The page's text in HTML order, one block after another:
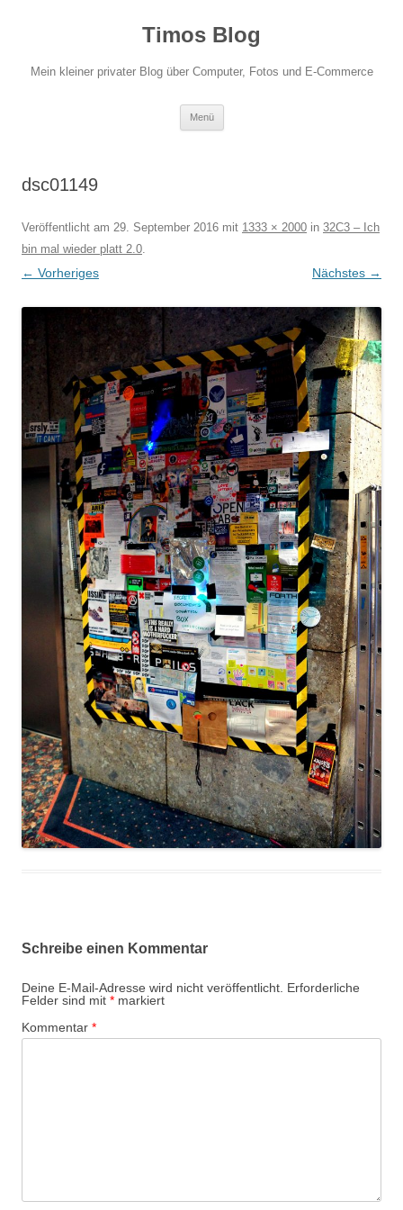
Timos Blog
Mein kleiner privater Blog über Computer, Fotos und E-Commerce
Menü
dsc01149
Veröffentlicht am 29. September 2016 mit 1333 × 2000 in 32C3 – Ich
bin mal wieder platt 2.0.
← Vorheriges Nächstes →
Schreibe einen Kommentar
Deine E-Mail-Adresse wird nicht veröffentlicht. Erforderliche
Felder sind mit * markiert
Kommentar *